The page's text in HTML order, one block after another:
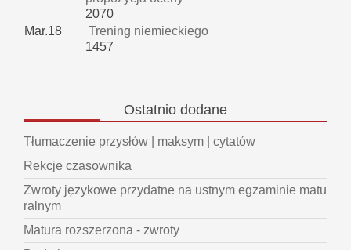
2070
Mar.18
Trening niemieckiego
1457
Ostatnio dodane
Tłumaczenie przysłów | maksym | cytatów
Rekcje czasownika
Zwroty językowe przydatne na ustnym egzaminie matu
ralnym
Matura rozszerzona - zwroty